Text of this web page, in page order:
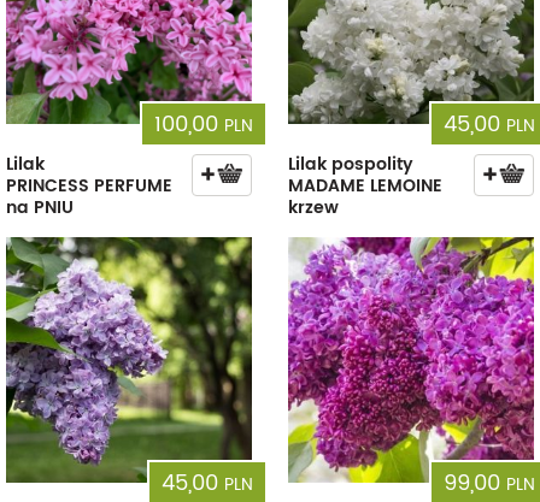
100,00 PLN
Lilak
PRINCESS PERFUME
na PNIU
45,00 PLN
Lilak pospolity
MADAME LEMOINE
krzew
45,00 PLN
99,00 PLN